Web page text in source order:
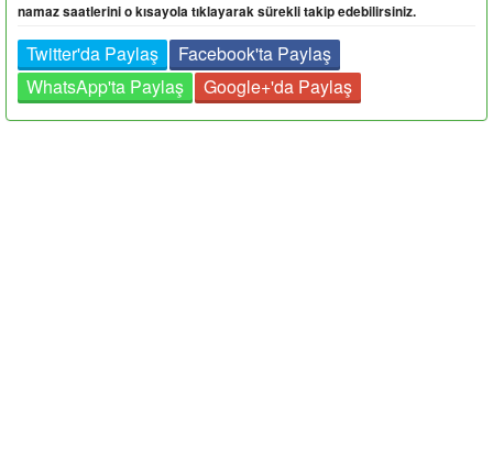
namaz saatlerini o kısayola tıklayarak sürekli takip edebilirsiniz.
Twitter'da Paylaş
Facebook'ta Paylaş
WhatsApp'ta Paylaş
Google+'da Paylaş